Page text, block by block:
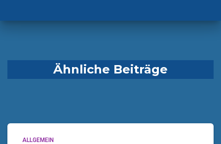
Ähnliche Beiträge
ALLGEMEIN